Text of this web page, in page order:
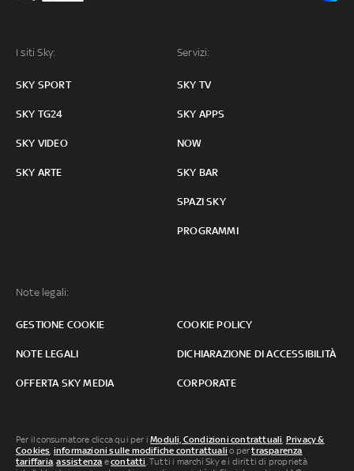
I siti Sky:
SKY SPORT
SKY TG24
SKY VIDEO
SKY ARTE
Servizi:
SKY TV
SKY APPS
NOW
SKY BAR
SPAZI SKY
PROGRAMMI
Note legali:
GESTIONE COOKIE COOKIE POLICY
NOTE LEGALI DICHIARAZIONE DI ACCESSIBILITÀ
OFFERTA SKY MEDIA CORPORATE
Per il consumatore clicca qui per iModuli, Condizioni contrattuali Privacy &
Cookies informazioni sulle modifiche contrattuali o pertrasparenza
tariffaria ,assistenza econtatti . Tutti i marchi Sky e i diritti di proprietà